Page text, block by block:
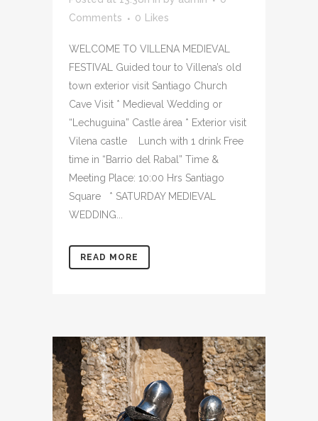
Comments
0 Likes
WELCOME TO VILLENA MEDIEVAL
FESTIVAL Guided tour to Villena’s old
town exterior visit Santiago Church
Cave Visit * Medieval Wedding or
“Lechuguina” Castle área * Exterior visit
Vilena castle Lunch with 1 drink Free
time in “Barrio del Rabal” Time &
Meeting Place: 10:00 Hrs Santiago
Square * SATURDAY MEDIEVAL
WEDDING...
READ MORE